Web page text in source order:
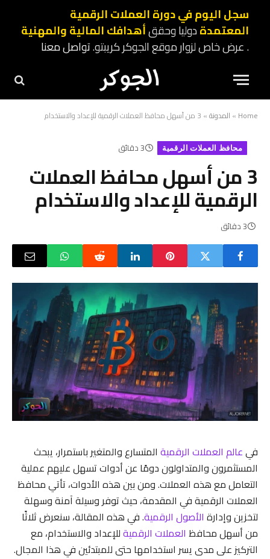
سجل اليوم في دورة العملات الرقمية
المعتمدةدوليا وحققأهدافك المالية والمهنية
. عرض خاص لزوار موقع الجوكر كريبتو.تواصل معنا
Home
» المدونة» 3 من أسهل محافظ العملات الرقمية للإعداد والاستخدام
محافظ العملات الرقمية 3 دقائق
3 من أسهل محافظ العملات
الرقمية للإعداد والاستخدام
3 دقائق
فيعالم العملات الرقمية المتسارع والمتغير باستمرار، يبحث
المستثمرون والمتداولون دومًا عن أدوات تسهل عليهم عملية
التعامل مع هذه العملات. ومن بين هذه الأدوات، تأتي محافظ
العملات الرقمية في المقدمة، حيث توفر وسيلة آمنة وسهلة
لتخزين وإدارة الأصول الرقمية. في هذه المقالة، سنعرض ثلاثًا
من أسهل محافظ العملات الرقميةللإعداد والاستخدام، مع
التركيز على مدى يسر استخدامها حتى للمبتدئين في هذا المجال.